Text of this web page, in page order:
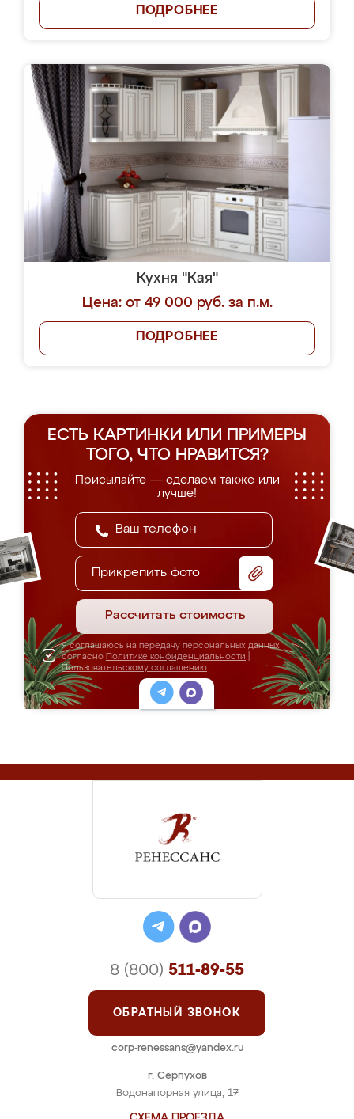
ПОДРОБНЕЕ
Кухня "Кая"
Цена: от 49 000 руб. за п.м.
ПОДРОБНЕЕ
ЕСТЬ КАРТИНКИ ИЛИ ПРИМЕРЫ
ТОГО, ЧТО НРАВИТСЯ?
Присылайте — сделаем также или
лучше!
Прикрепить фото
Рассчитать стоимость
Я соглашаюсь на передачу персональных данных
согласно Политике конфиденциальности
Пользовательскому соглашению
г. Серпухов
Водонапорная улица, 17
8 (800) 511-89-55
ОБРАТНЫЙ ЗВОНОК
corp-renessans@yandex.ru